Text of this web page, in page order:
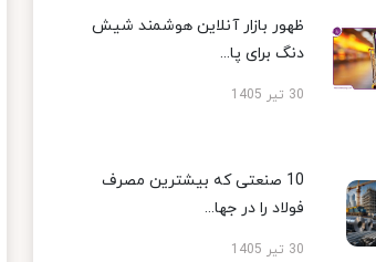
ظهور بازار آنلاین هوشمند شیش
دنگ برای پا...
30 تیر 1405
10 صنعتی که بیشترین مصرف
فولاد را در جها...
30 تیر 1405